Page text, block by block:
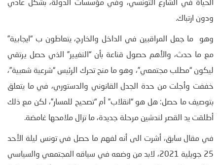
الحياة في الشارع التونسي، وفي مؤسسات الدولة، بشكل عادي
ودون ارتباك.
وهو ما جعل المراقبين في الداخل والخارج، يتعاطون ب “ايجابية”
مع ما حدث، والأهم حصول قناعة بأن “التغيير” الذي حصل يرتقي
ليكون “مطلب مجتمعي”، وهو ما منح تحرك الرئيس “شرعية شعبية”،
خففت وأجلت من حدة الجدل القانوني والدستوري، في ما يتعلق
بتوصيف ما حصل: هل هو “انقلاب” أم “تصحيح للمسار”، لكن مع ذلك
أطلقت يد القصر لتدشين مرحلة جديدة، ما تزال ملامحها غامضة.
في مقال سابق، أشرت الى أنه لفهم ما حصل في تونس ليلة الأحد
25 جويلية 2021، لابد من وضعه في سياقه المجتمعي والسياسي